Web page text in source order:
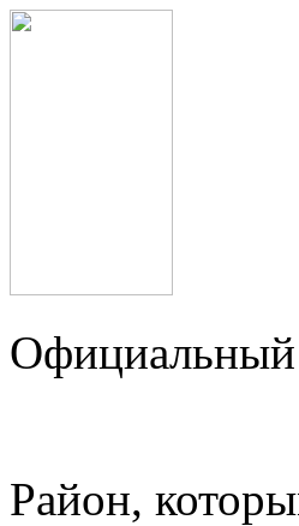
Официальный
Район,